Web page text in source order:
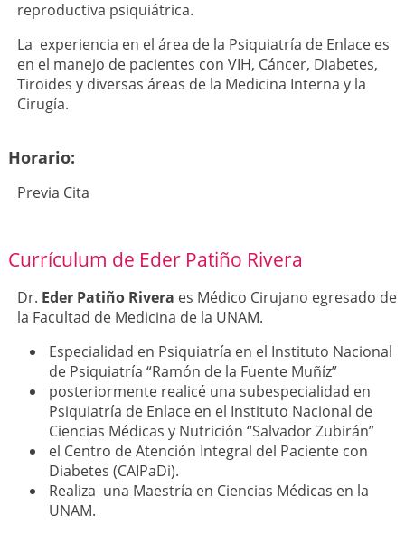
reproductiva psiquiátrica.
La experiencia en el área de la Psiquiatría de Enlace es
en el manejo de pacientes con VIH, Cáncer, Diabetes,
Tiroides y diversas áreas de la Medicina Interna y la
Cirugía.
Horario:
Previa Cita
Currículum de Eder Patiño Rivera
Dr. Eder Patiño Rivera es Médico Cirujano egresado de
la Facultad de Medicina de la UNAM.
Especialidad en Psiquiatría en el Instituto Nacional
de Psiquiatría “Ramón de la Fuente Muñíz”
posteriormente realicé una subespecialidad en
Psiquiatría de Enlace en el Instituto Nacional de
Ciencias Médicas y Nutrición “Salvador Zubirán”
el Centro de Atención Integral del Paciente con
Diabetes (CAIPaDi).
Realiza una Maestría en Ciencias Médicas en la
UNAM.